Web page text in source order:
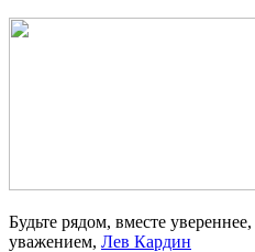
Будьте рядом, вместе
уважением, Лев Кардин